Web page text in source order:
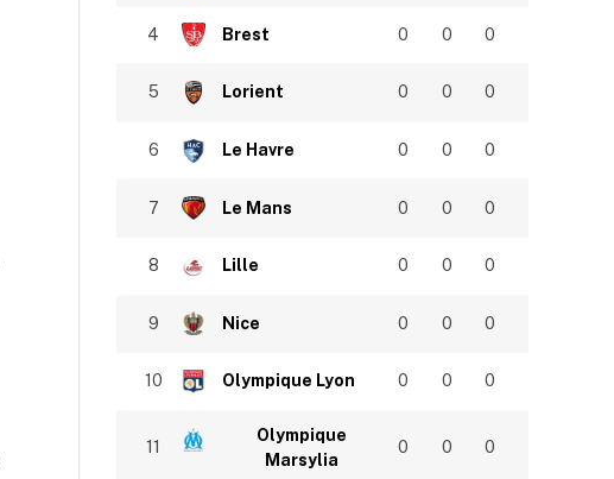
4 Brest 0 0 0
5 Lorient 0 0 0
6 Le Havre 0 0 0
7 Le Mans 0 0 0
8 Lille 0 0 0
9 Nice 0 0 0
10 Olympique Lyon 0 0 0
11
Olympique
Marsylia
0 0 0